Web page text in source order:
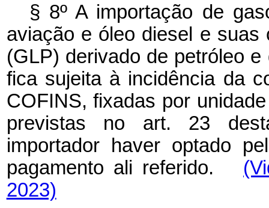
§ 8º A importação de
aviação e óleo diesel e suas
(GLP) derivado de petróleo
fica sujeita à incidência da
COFINS, fixadas por
previstas no art. 23
importador haver optado
pagamento ali referido.
2023)